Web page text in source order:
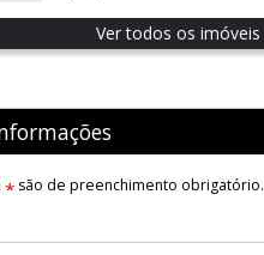
Ver todos os imóveis
*são de preenchimento obrigatório.